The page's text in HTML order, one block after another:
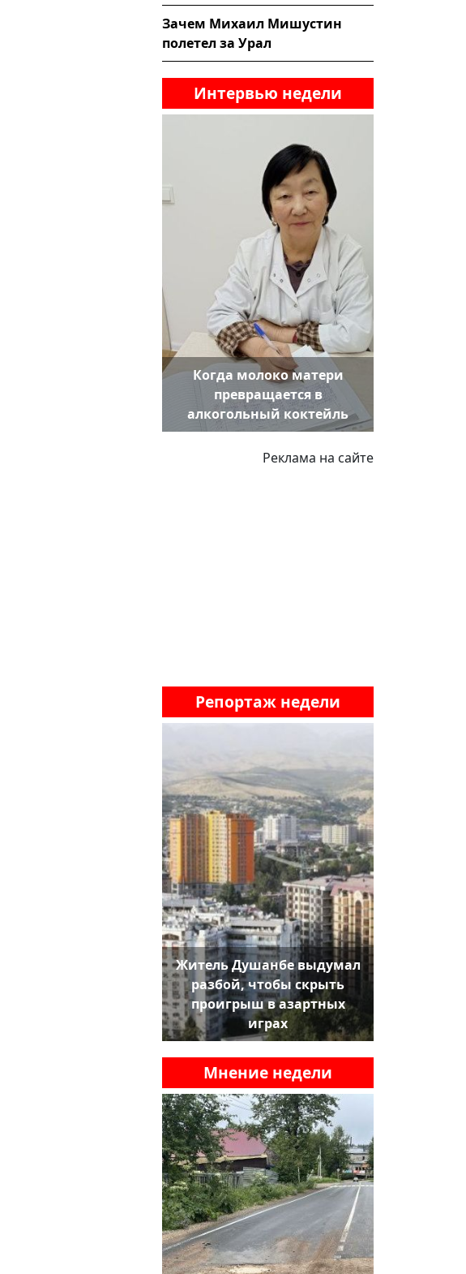
Зачем Михаил Мишустин
полетел за Урал
Интервью недели
Когда молоко матери
превращается в
алкогольный коктейль
Реклама на сайте
Репортаж недели
Житель Душанбе выдумал
разбой, чтобы скрыть
проигрыш в азартных
играх
Мнение недели